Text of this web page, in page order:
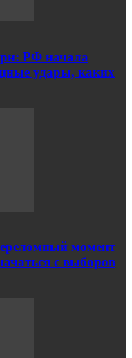
РФ начала
удары, каких
момент
с выборов